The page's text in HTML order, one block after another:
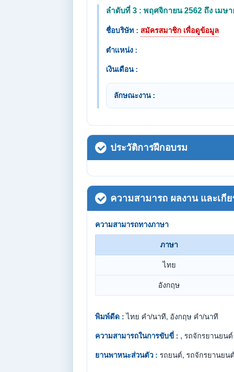
ลำดับที่ 3 : พฤศจิกายน 2562 ถึง เมษ
ชื่อบริษัท : สมัครสมาชิก เพื่อดูข้อมูล
ตำแหน่ง :
เงินเดือน :
ลักษณะงาน :
ประวัติการฝึกอบรม
ความสามารถ ผลงาน และเกี
ความสามารถทางภาษา
ภาษา
ไทย
อังกฤษ
พิมพ์ดีด : ไทย คำ/นาที, อังกฤษ คำ/นาที
ความสามารถในการขับขี่ : , รถจักรยานยนต์
ยานพาหนะส่วนตัว : รถยนต์, รถจักรยานยนต์